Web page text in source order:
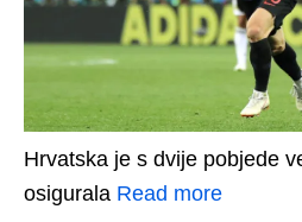
Hrvatska je s dvije pobjede
osigurala Read more